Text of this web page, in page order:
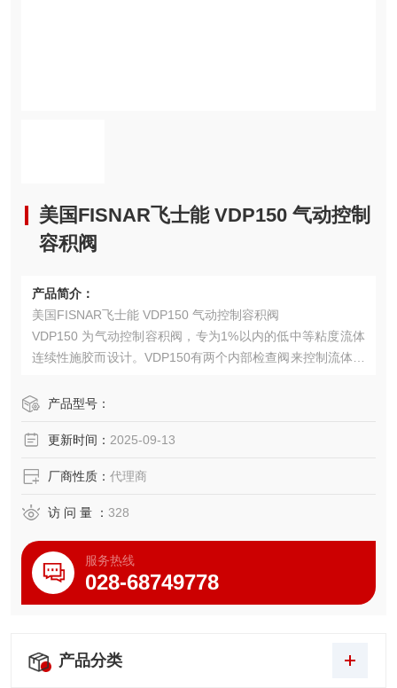
美国FISNAR飞士能 VDP150 气动控制
容积阀
产品简介：
美国FISNAR飞士能 VDP150 气动控制容积阀
VDP150 为气动控制容积阀，专为1%以内的低中等粘度流体
连续性施胶而设计。VDP150有两个内部检查阀来控制流体流
产品型号：
更新时间： 2025-09-13
厂商性质： 代理商
访 问 量 ： 328
服务热线
028-68749778
产品分类